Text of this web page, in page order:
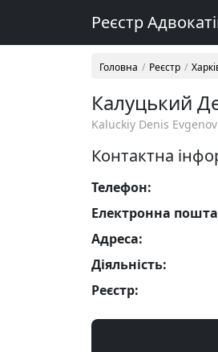
Реєстр
Головна Реєстр
Калуцький
Kaluckiy Denis
Контактна
Телефон:
Електронна
Адреса:
Діяльність:
Реєстр: